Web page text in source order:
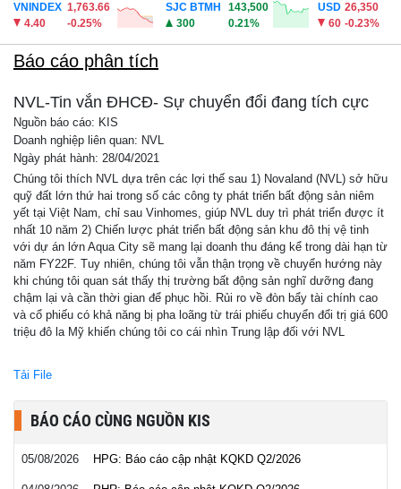
VNINDEX 1,763.66
4.40
-0.25%
SJC BTMH
143,500
300
0.21%
USD 26,350
60 -0.23%
Báo cáo phân tích
NVL-Tin vắn ĐHCĐ- Sự chuyển đổi đang tích cực
Nguồn báo cáo: KIS
Doanh nghiệp liên quan: NVL
Ngày phát hành: 28/04/2021
Chúng tôi thích NVL dựa trên các lợi thế sau 1) Novaland (NVL) sở hữu
quỹ đất lớn thứ hai trong số các công ty phát triển bất động sản niêm
yết tại Việt Nam, chỉ sau Vinhomes, giúp NVL duy trì phát triển được ít
nhất 10 năm 2) Chiến lược phát triển bất động sản khu đô thị vệ tinh
với dự án lớn Aqua City sẽ mang lại doanh thu đáng kể trong dài hạn từ
năm FY22F. Tuy nhiên, chúng tôi vẫn thận trọng về chuyển hướng này
khi chúng tôi quan sát thấy thị trường bất động sản nghĩ dưỡng đang
chậm lại và cần thời gian để phục hồi. Rủi ro về đòn bẩy tài chính cao
và cổ phiếu có khả năng bị pha loãng từ trái phiếu chuyển đổi trị giá 600
triệu đô la Mỹ khiến chúng tôi co cái nhìn Trung lập đối với NVL
Tải File
BÁO CÁO CÙNG NGUỒN KIS
05/08/2026 HPG: Báo cáo cập nhật KQKD Q2/2026